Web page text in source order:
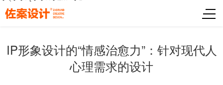
IP形象设计的“情感治愈力”：针对现代人
心理需求的设计